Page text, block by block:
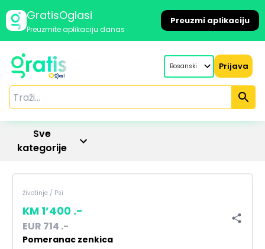
GratisOglasi
Preuzmite aplikaciju danas
Preuzmi aplikaciju
Bosanski Prijava
Sve
kategorije
Životinje / Psi
KM 1’400 .-
EUR 714 .-
Pomeranac zenkica